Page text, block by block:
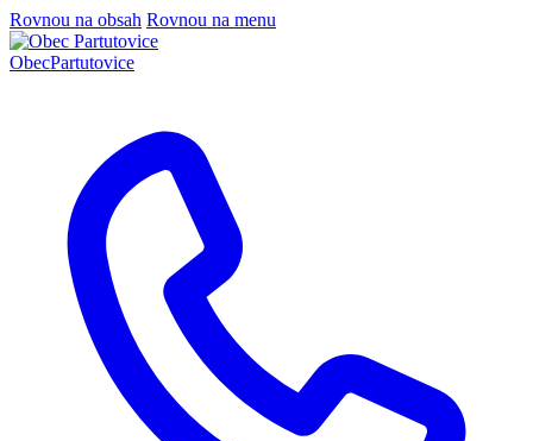
Rovnou na obsah Rovnou na menu
ObecPartutovice